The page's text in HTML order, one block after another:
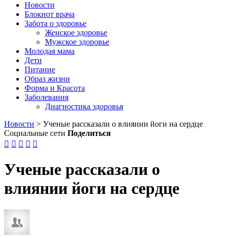
Новости
Блокнот врача
Забота о здоровье
Женское здоровье
Мужское здоровье
Молодая мама
Дети
Питание
Образ жизни
Форма и Красота
Заболевания
Диагностика здоровья
Новости > Ученые рассказали о влиянии йоги на сердце
Социальные сети Поделиться
    
Ученые рассказали о
влиянии йоги на сердце